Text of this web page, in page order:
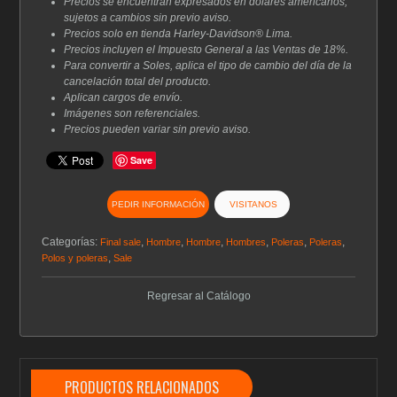
sujetos a cambios sin previo aviso.
Precios solo en tienda Harley-Davidson® Lima.
Precios incluyen el Impuesto General a las Ventas de 18%.
Para convertir a Soles, aplica el tipo de cambio del día de la
cancelación total del producto.
Aplican cargos de envío.
Imágenes son referenciales.
Precios pueden variar sin previo aviso.
Save
PEDIR INFORMACIÓN VISITANOS
Categorías: Final sale, Hombre, Hombre, Hombres, Poleras, Poleras,
Polos y poleras,Sale
Regresar al Catálogo
PRODUCTOS RELACIONADOS